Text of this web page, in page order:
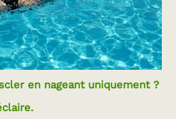
en nageant uniquement ?